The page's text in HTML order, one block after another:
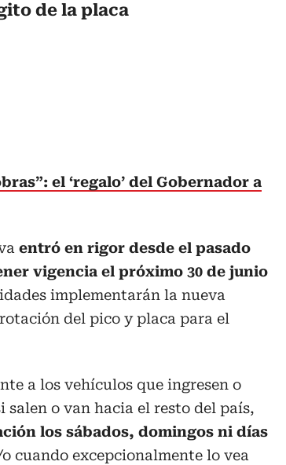
de la placa
el ‘regalo’ del Gobernador a
entró en rigor desde el pasado
vigencia el próximo 30 de junio
implementarán la nueva
del pico y placa para el
a los vehículos que ingresen o
o van hacia el resto del país,
los sábados, domingos ni días
cuando excepcionalmente lo vea